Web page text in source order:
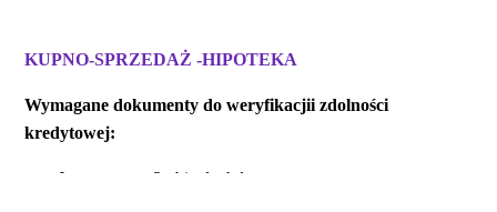
KUPNO-SPRZEDAŻ -HIPOTEKA
Wymagane dokumenty do weryfikacjii zdolności
kredytowej:
Jaaropgave z 3 ubiegłych lat